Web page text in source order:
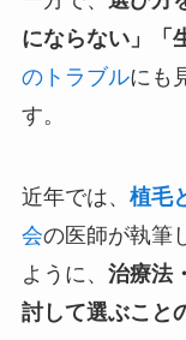
にならない」「
のトラブルにも
す。
近年では、 植毛
会の医師が執筆
ように、 治療法
討して選ぶこと